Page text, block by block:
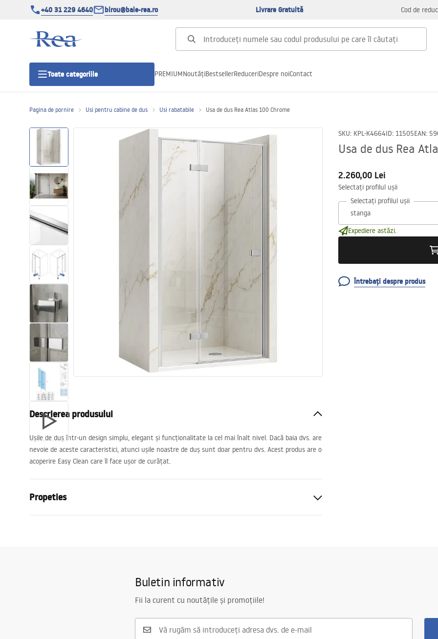
+40 31 229 4640 birou@baie-rea.ro Livrare Gratuită Cod de
Toate categoriile
Cadite de dus
Rigole Liniare
Vase WC si Bideuri
Lavoare
Cazi cu paravane
Baterii sanitare
Dusuri
Bucatarie
Accesorii și mobilier pentru baie
PREMIUMNoutățiBestsellerReduceriDespre noiContact
Pagina de pornire Usi pentru cabine de dus Usi rabatabile Usa de dus Rea Atlas 100 Chrome
SKU: KPL-K4664ID: 11505EAN:
Usa de dus Rea
2.260,00 Lei
Selectați profilul ușii
Selectați profilul ușii
Expediere astăzi.
Întrebați despre produs
Descrierea produsului
Ușile de duș într-un design simplu, elegant și funcționalitate la cel mai înalt nivel. Dacă baia dvs. are
nevoie de aceste caracteristici, atunci ușile noastre de duș sunt doar pentru dvs. Acest produs are o
acoperire Easy Clean care îl face ușor de curățat.
Propeties
Aluminiu
Alama
spre exterior
Da , pe o parte a geamului
Buletin informativ
Fii la curent cu noutățile și promoțiile!